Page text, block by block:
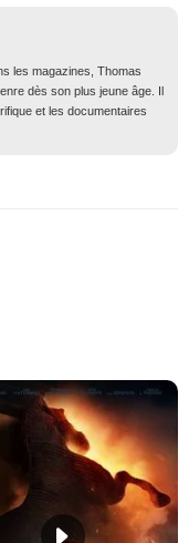
les magazines, Thomas
dès son plus jeune âge. Il
et les documentaires